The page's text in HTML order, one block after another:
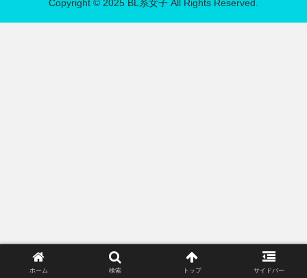
Copyright © 2025 BL系女子 All Rights Reserved.
ホーム 検索 トップ サイドバー